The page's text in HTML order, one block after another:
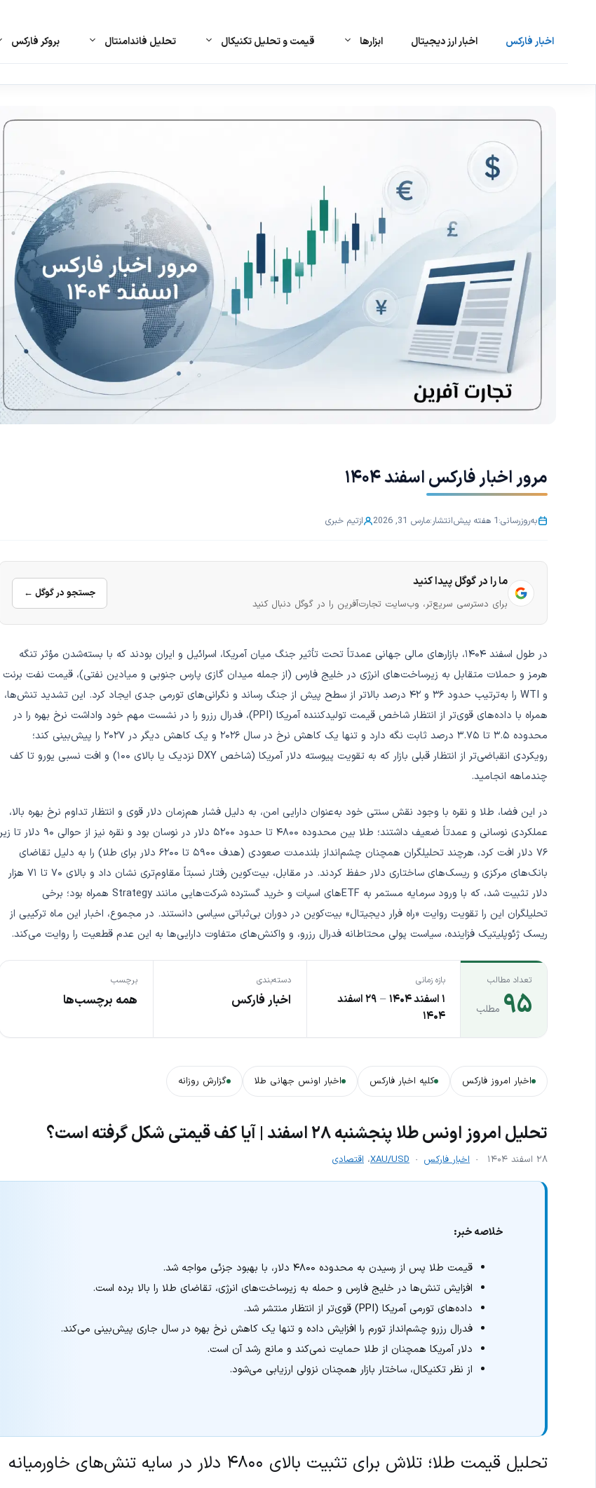
اخبار فارکس اخبار ارز دیجیتال ابزارها قیمت و تحلیل تکنیکال تحلیل فاندامنتال بروکر فارکس
مرور اخبار فارکس اسفند ۱۴۰۴
به‌روزرسانی:1 هفته پیش انتشار:مارس 31, 2026 ازتیم خبری
ما را در گوگل پیدا کنید
برای دسترسی سریع‌تر، وب‌سایت تجارت‌آفرین را در گوگل دنبال کنید
جستجو در گوگل ←
در طول اسفند ۱۴۰۴، بازارهای مالی جهانی عمدتاً تحت تأثیر جنگ میان آمریکا، اسرائیل و ایران بودند که با بسته‌شدن مؤثر تنگه
هرمز و حملات متقابل به زیرساخت‌های انرژی در خلیج فارس (از جمله میدان گازی پارس جنوبی و میادین نفتی)، قیمت نفت برنت
و WTI را به‌ترتیب حدود ۳۶ و ۴۲ درصد بالاتر از سطح پیش از جنگ رساند و نگرانی‌های تورمی جدی ایجاد کرد. این تشدید تنش‌ها،
همراه با داده‌های قوی‌تر از انتظار شاخص قیمت تولیدکننده آمریکا (PPI)، فدرال رزرو را در نشست مهم خود واداشت نرخ بهره را در
محدوده ۳.۵ تا ۳.۷۵ درصد ثابت نگه دارد و تنها یک کاهش نرخ در سال ۲۰۲۶ و یک کاهش دیگر در ۲۰۲۷ را پیش‌بینی کند؛
رویکردی انقباضی‌تر از انتظار قبلی بازار که به تقویت پیوسته دلار آمریکا (شاخص DXY نزدیک یا بالای ۱۰۰) و افت نسبی یورو تا کف
چند‌ماهه انجامید.
در این فضا، طلا و نقره با وجود نقش سنتی خود به‌عنوان دارایی امن، به دلیل فشار هم‌زمان دلار قوی و انتظار تداوم نرخ بهره بالا،
عملکردی نوسانی و عمدتاً ضعیف داشتند؛ طلا بین محدوده ۴۸۰۰ تا حدود ۵۲۰۰ دلار در نوسان بود و نقره نیز از حوالی ۹۰ دلار تا زیر
۷۶ دلار افت کرد، هرچند تحلیلگران همچنان چشم‌انداز بلندمدت صعودی (هدف ۵۹۰۰ تا ۶۲۰۰ دلار برای طلا) را به دلیل تقاضای
بانک‌های مرکزی و ریسک‌های ساختاری دلار حفظ کردند. در مقابل، بیت‌کوین رفتار نسبتاً مقاوم‌تری نشان داد و بالای ۷۰ تا ۷۱ هزار
دلار تثبیت شد، که با ورود سرمایه مستمر به ETF‌های اسپات و خرید گسترده شرکت‌هایی مانند Strategy همراه بود؛ برخی
تحلیلگران این را تقویت روایت «راه فرار دیجیتال» بیت‌کوین در دوران بی‌ثباتی سیاسی دانستند. در مجموع، اخبار این ماه ترکیبی از
ریسک ژئوپلیتیک فزاینده، سیاست پولی محتاطانه فدرال رزرو، و واکنش‌های متفاوت دارایی‌ها به این عدم قطعیت را روایت می‌کند.
تعداد مطالب
۹۵ مطلب
بازه زمانی
۱ اسفند ۱۴۰۴ –
۲۹ اسفند
۱۴۰۴
دسته‌بندی
اخبار فارکس
برچسب
همه برچسب‌ها
اخبار امروز فارکس کلیه اخبار فارکس اخبار اونس جهانی طلا گزارش روزانه
تحلیل امروز اونس طلا پنجشنبه ۲۸ اسفند | آیا کف قیمتی شکل گرفته است؟
۲۸ اسفند ۱۴۰۴ اخبار فارکس XAU/USD، اقتصادی
خلاصه خبر:
قیمت طلا پس از رسیدن به محدوده ۴۸۰۰ دلار، با بهبود جزئی مواجه شد.
افزایش تنش‌ها در خلیج فارس و حمله به زیرساخت‌های انرژی، تقاضای طلا را بالا برده است.
داده‌های تورمی آمریکا (PPI) قوی‌تر از انتظار منتشر شد.
فدرال رزرو چشم‌انداز تورم را افزایش داده و تنها یک کاهش نرخ بهره در سال جاری پیش‌بینی می‌کند.
دلار آمریکا همچنان از طلا حمایت نمی‌کند و مانع رشد آن است.
از نظر تکنیکال، ساختار بازار همچنان نزولی ارزیابی می‌شود.
تحلیل قیمت طلا؛ تلاش برای تثبیت بالای ۴۸۰۰ دلار در سایه تنش‌های خاورمیانه